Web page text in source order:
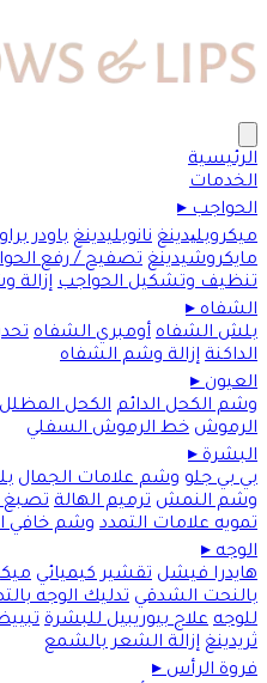
الرئيسية
الخدمات
الحواجب▸
ميكروبلیدينغ نانوبليدينغ باودر
مايكروشيدينغ تصفيح / رفع
تنظيف وتشكيل الحواجب إزالة
الشفاه▸
بلش الشفاه أومبري الشفاه
الداكنة إزالة وشم الشفاه
العيون▸
وشم الكحل الدائم الكحل المظلل
الرموش خط الرموش السفلي
البشرة▸
بي بي جلو وشم علامات الجمال
وشم النمش ترميم الهالة تصبغ
تمويه علامات التمدد وشم خافي
الوجه▸
هايدرا فيشل تقشير كيميائي
بالنحت الشدقي تدليك الوجه
للوجه علاج بيوريبيل للبشرة
ثريدينغ إزالة الشعر بالشمع
فروة الرأس▸